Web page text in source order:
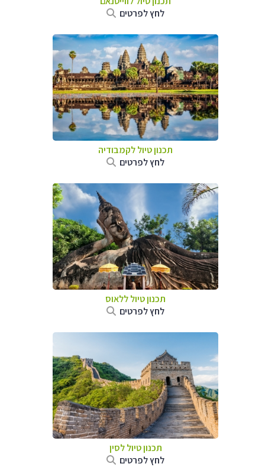
לחץ לפרטים
תכנון טיוללקמבודיה
לחץ לפרטים
תכנון טיולללאוס
לחץ לפרטים
תכנון טיוללסין
לחץ לפרטים